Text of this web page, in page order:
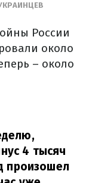
России
около
– около
4 тысяч
произошел